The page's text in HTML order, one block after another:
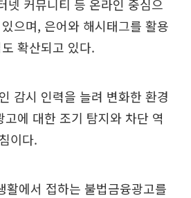
넷 커뮤니티 등 온라인 중심으
으며, 은어와 해시태그를 활용
확산되고 있다.
감시 인력을 늘려 변화한 환경
에 대한 조기 탐지와 차단 역
이다.
활에서 접하는 불법금융광고를